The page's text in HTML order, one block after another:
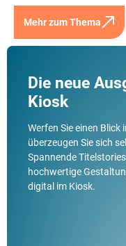
Mehr zum Thema
Die neue
Kiosk
Werfen Sie einen Blick
überzeugen Sie sich
Spannende
hochwertige
digital im Kiosk.